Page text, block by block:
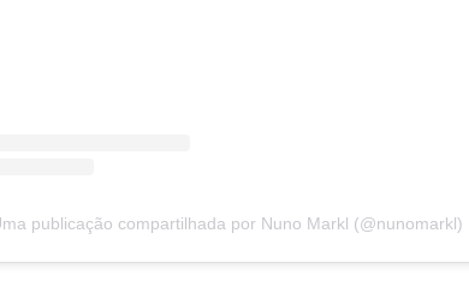
publicação compartilhada por Nuno Markl (@nunomarkl)